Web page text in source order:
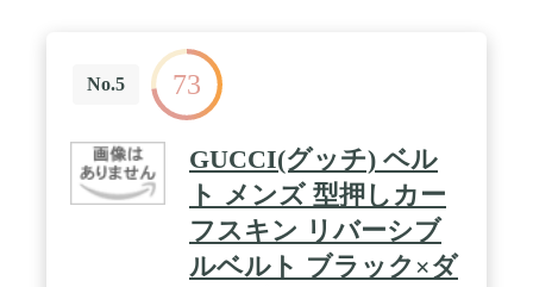
No.5 73
GUCCI(グッチ) ベル
ト メンズ 型押しカー
フスキン リバーシブ
ルベルト ブラック×ダ